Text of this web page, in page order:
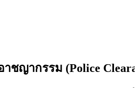
าชญากรรม (Police